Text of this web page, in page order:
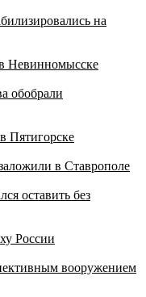
на
Невинномысске
обобрали
Пятигорске
в Ставрополе
оставить без
России
вооружением